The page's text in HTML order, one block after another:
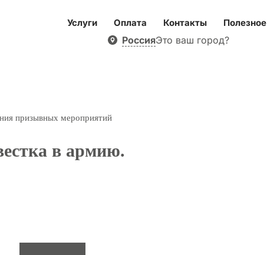
Услуги Оплата Контакты Полезное
РоссияЭто ваш город?
призывных мероприятий
в армию.